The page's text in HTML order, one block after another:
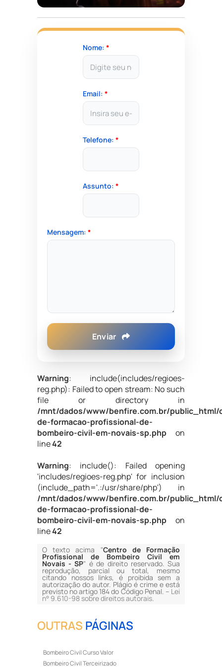
Nome: *
Email: *
Telefone: *
Assunto: *
Mensagem: *
Enviar
Warning: include(includes/regioes-
reg.php): Failed to open stream: No such
file or directory in
/mnt/dados/www/benfire.com.br/public_html/
de-formacao-profissional-de-
bombeiro-civil-em-novais-sp.phpon
line42
Warning: include(): Failed opening
'includes/regioes-reg.php' for inclusion
(include_path='.:/usr/share/php') in
/mnt/dados/www/benfire.com.br/public_html/
de-formacao-profissional-de-
bombeiro-civil-em-novais-sp.phpon
line42
O texto acima "Centro de Formação
Profissional de Bombeiro Civil em
Novais - SP" é de direito reservado. Sua
reprodução, parcial ou total, mesmo
citando nossos links, é proibida sem a
autorização do autor. Plágio é crime e está
previsto no artigo 184 do Código Penal. – Lei
n° 9.610-98 sobre direitos autorais.
OUTRAS PÁGINAS
Bombeiro Civil Curso Valor
Bombeiro Civil Terceirizado